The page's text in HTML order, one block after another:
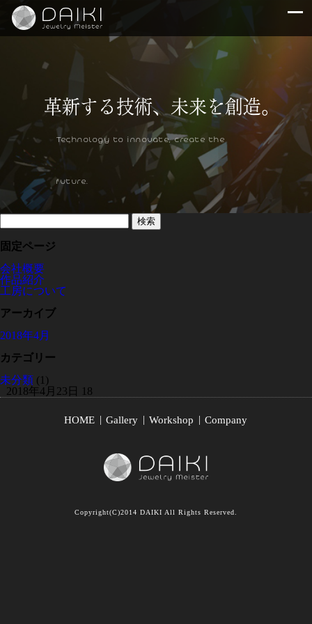
Technology to innovate, create the
future.
検
索:
固定ページ
会社概要
作品紹介
工房について
アーカイブ
2018年4月
カテゴリー
未分類 (1)
2018年4月23日
18
HOME Gallery Workshop Company
Copyright(C)2014 DAIKI All Rights Reserved.